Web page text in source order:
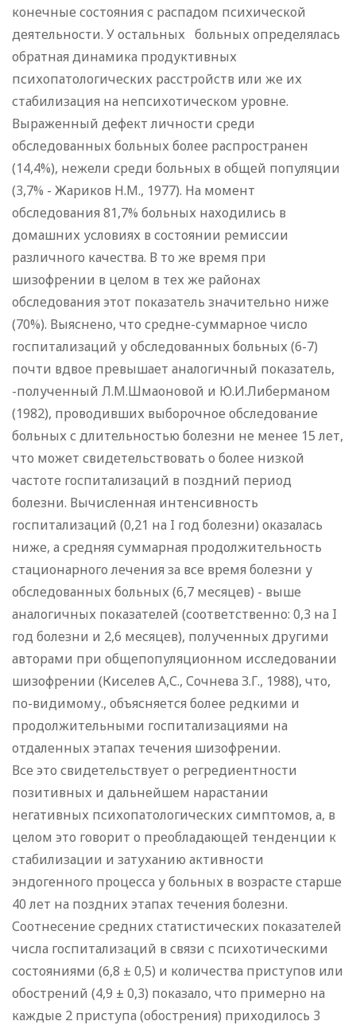
конечные состояния с распадом психической
деятельности. У остальных больных определялась
обратная динамика продуктивных
психопатологических расстройств или же их
стабилизация на непсихотическом уровне.
Выраженный дефект личности среди
обследованных больных более распространен
(14,4%), нежели среди больных в общей популяции
(3,7% - Жариков Н.М., 1977). На момент
обследования 81,7% больных находились в
домашних условиях в состоянии ремиссии
различного качества. В то же время при
шизофрении в целом в тех же районах
обследования этот показатель значительно ниже
(70%). Выяснено, что средне-суммарное число
госпитализаций у обследованных больных (6-7)
почти вдвое превышает аналогичный показатель,
-полученный Л.М.Шмаоновой и Ю.И.Либерманом
(1982), проводивших выборочное обследование
больных с длительностью болезни не менее 15 лет,
что может свидетельствовать о более низкой
частоте госпитализаций в поздний период
болезни. Вычисленная интенсивность
госпитализаций (0,21 на I год болезни) оказалась
ниже, а средняя суммарная продолжительность
стационарного лечения за все время болезни у
обследованных больных (6,7 месяцев) - выше
аналогичных показателей (соответственно: 0,3 на I
год болезни и 2,6 месяцев), полученных другими
авторами при общепопуляционном исследовании
шизофрении (Киселев А,С., Сочнева З.Г., 1988), что,
по-видимому., объясняется более редкими и
продолжительными госпитализациями на
отдаленных этапах течения шизофрении.
Все это свидетельствует о регредиентности
позитивных и дальнейшем нарастании
негативных психопатологических симптомов, а, в
целом это говорит о преобладающей тенденции к
стабилизации и затуханию активности
эндогенного процесса у больных в возрасте старше
40 лет на поздних этапах течения болезни.
Соотнесение средних статистических показателей
числа госпитализаций в связи с психотическими
состояниями (6,8 ± 0,5) и количества приступов или
обострений (4,9 ± 0,3) показало, что примерно на
каждые 2 приступа (обострения) приходилось 3